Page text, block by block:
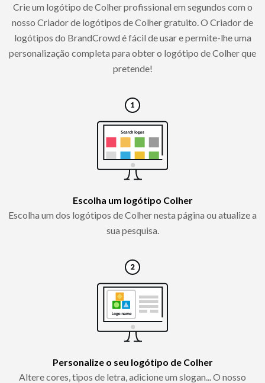
Crie um logótipo de Colher profissional em segundos com o
nosso Criador de logótipos de Colher gratuito. O Criador de
logótipos do BrandCrowd é fácil de usar e permite-lhe uma
personalização completa para obter o logótipo de Colher que
pretende!
Escolha um logótipo Colher
Escolha um dos logótipos de Colher nesta página ou atualize a
sua pesquisa.
Personalize o seu logótipo de Colher
Altere cores, tipos de letra, adicione um slogan... O nosso